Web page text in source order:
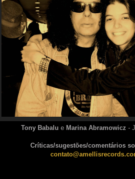
Tony Babalu e Marina Abramowicz -
Críticas/sugestões/comentários